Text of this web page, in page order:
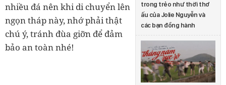
trong trẻo như thời thơ
ấu của Jolie Nguyễn và
các bạn đồng hành
nhiều đá nên khi di chuyển lên
ngọn tháp này, nhớ phải thật
chú ý, tránh đùa giỡn để đảm
bảo an toàn nhé!